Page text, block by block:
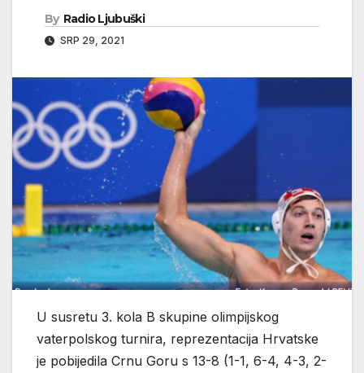
By Radio Ljubuški
SRP 29, 2021
U susretu 3. kola B skupine olimpijskog
vaterpolskog turnira, reprezentacija Hrvatske
je pobijedila Crnu Goru s 13-8 (1-1, 6-4, 4-3, 2-